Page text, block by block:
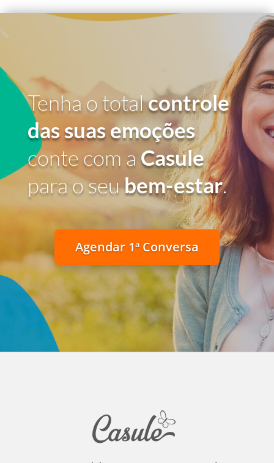
Tenha o totalcontrole
das suas emoções
conte com a Casule
para o seubem-estar.
Agendar 1ª Conversa